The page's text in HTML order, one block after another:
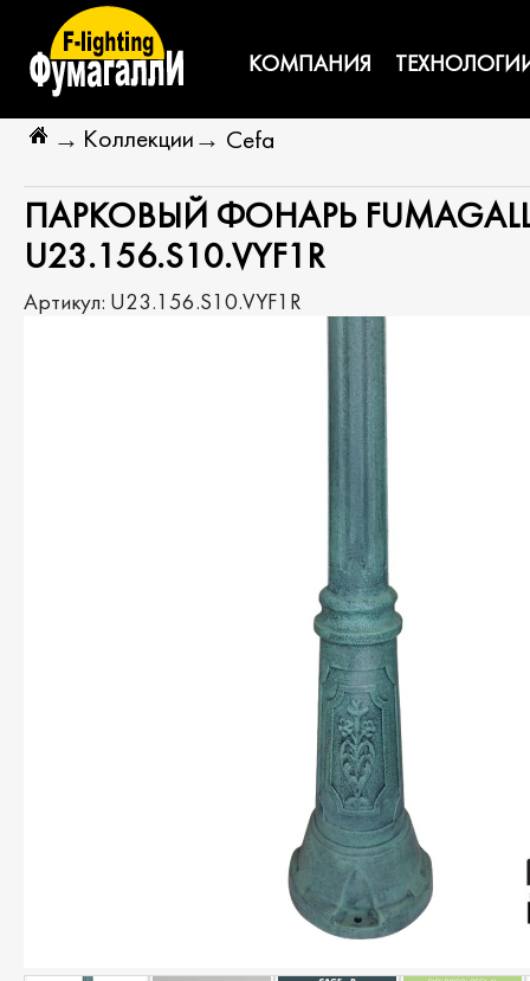
КОМПАНИЯ
→ Коллекции → Cefa
ПАРКОВЫЙ ФОНАРЬ FUMAGALLI
U23.156.S10.VYF1R
Артикул: U23.156.S10.VYF1R